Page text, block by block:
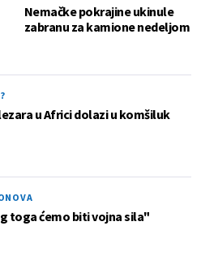
Nemačke pokrajine ukinule
zabranu za kamione nedeljom
u Africi dolazi u komšiluk
toga ćemo biti vojna sila"